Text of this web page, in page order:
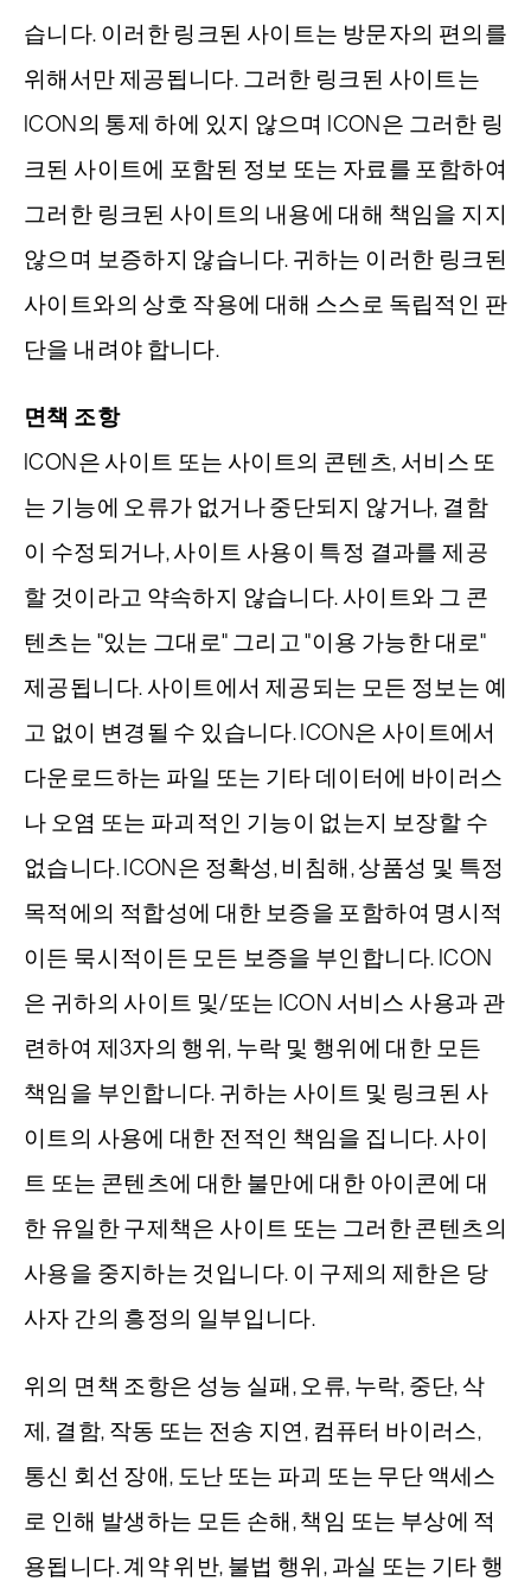
습니다. 이러한 링크된 사이트는 방문자의 편의를
위해서만 제공됩니다. 그러한 링크된 사이트는
ICON의 통제 하에 있지 않으며 ICON은 그러한 링
크된 사이트에 포함된 정보 또는 자료를 포함하여
그러한 링크된 사이트의 내용에 대해 책임을 지지
않으며 보증하지 않습니다. 귀하는 이러한 링크된
사이트와의 상호 작용에 대해 스스로 독립적인 판
단을 내려야 합니다.
면책 조항
ICON은 사이트 또는 사이트의 콘텐츠, 서비스 또
는 기능에 오류가 없거나 중단되지 않거나, 결함
이 수정되거나, 사이트 사용이 특정 결과를 제공
할 것이라고 약속하지 않습니다. 사이트와 그 콘
텐츠는 "있는 그대로" 그리고 "이용 가능한 대로"
제공됩니다. 사이트에서 제공되는 모든 정보는 예
고 없이 변경될 수 있습니다. ICON은 사이트에서
다운로드하는 파일 또는 기타 데이터에 바이러스
나 오염 또는 파괴적인 기능이 없는지 보장할 수
없습니다. ICON은 정확성, 비침해, 상품성 및 특정
목적에의 적합성에 대한 보증을 포함하여 명시적
이든 묵시적이든 모든 보증을 부인합니다. ICON
은 귀하의 사이트 및/또는 ICON 서비스 사용과 관
련하여 제3자의 행위, 누락 및 행위에 대한 모든
책임을 부인합니다. 귀하는 사이트 및 링크된 사
이트의 사용에 대한 전적인 책임을 집니다. 사이
트 또는 콘텐츠에 대한 불만에 대한 아이콘에 대
한 유일한 구제책은 사이트 또는 그러한 콘텐츠의
사용을 중지하는 것입니다. 이 구제의 제한은 당
사자 간의 흥정의 일부입니다.
위의 면책 조항은 성능 실패, 오류, 누락, 중단, 삭
제, 결함, 작동 또는 전송 지연, 컴퓨터 바이러스,
통신 회선 장애, 도난 또는 파괴 또는 무단 액세스
로 인해 발생하는 모든 손해, 책임 또는 부상에 적
용됩니다. 계약 위반, 불법 행위, 과실 또는 기타 행